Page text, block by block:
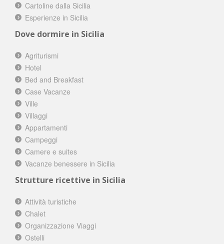
Cartoline dalla Sicilia
Esperienze in Sicilia
Dove dormire in Sicilia
Agriturismi
Hotel
Bed and Breakfast
Case Vacanze
Ville
Villaggi
Appartamenti
Campeggi
Camere e suites
Vacanze benessere in Sicilia
Strutture ricettive in Sicilia
Attività turistiche
Chalet
Organizzazione Viaggi
Ostelli